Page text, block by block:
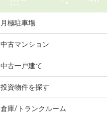
月極駐車場
中古マンション
中古一戸建て
投資物件を探す
倉庫/トランクルーム